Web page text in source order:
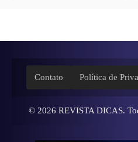
Contato Política de
© 2026 REVISTA DICAS.